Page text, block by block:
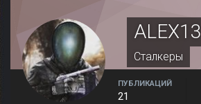
ALEX13
Сталкеры
ПУБЛИКАЦИЙ
21